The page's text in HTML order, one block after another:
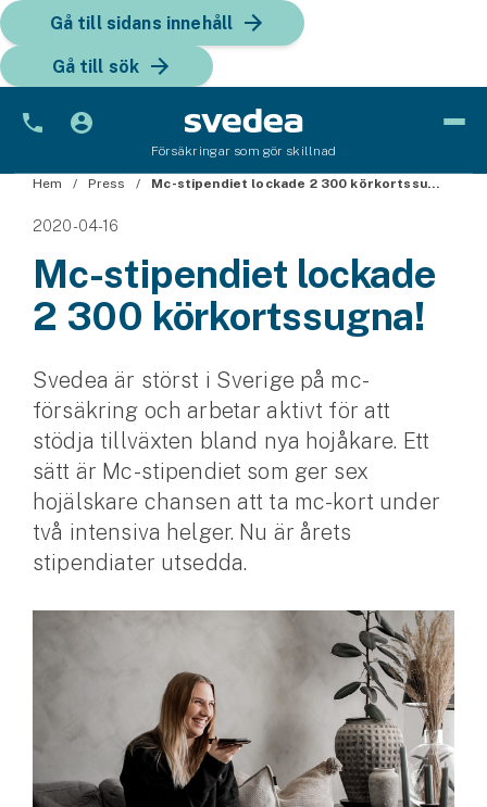
Gå till sidans innehåll
Gå till sök
Försäkringar som gör skillnad
Bil
Bilförsäkring
Bilförsäkring för företag
Fordon
Snöskoterförsäkring
ATV-försäkring
Släpvagnsförsäkring
Husvagnsförsäkring
Motorcykel
Mc-försäkring
Märkesförsäkringar
Hem Press Mc-stipendiet lockade 2 300 körkortssugna!
2020-04-16
Mc-stipendiet lockade
2 300 körkortssugna!
Svedea är störst i Sverige på mc-
försäkring och arbetar aktivt för att
stödja tillväxten bland nya hojåkare. Ett
sätt är Mc-stipendiet som ger sex
hojälskare chansen att ta mc-kort under
två intensiva helger. Nu är årets
stipendiater utsedda.